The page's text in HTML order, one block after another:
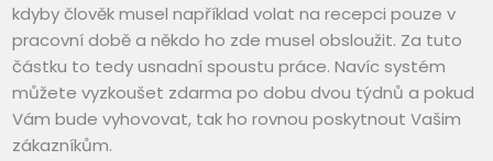
kdyby člověk musel například volat na recepci pouze v
pracovní době a někdo ho zde musel obsloužit. Za tuto
částku to tedy usnadní spoustu práce. Navíc systém
můžete vyzkoušet zdarma po dobu dvou týdnů a pokud
Vám bude vyhovovat, tak ho rovnou poskytnout Vašim
zákazníkům.